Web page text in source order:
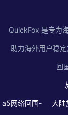
QuickFox 是专为
助力海外用户稳
回
a5网络回国- 大陆